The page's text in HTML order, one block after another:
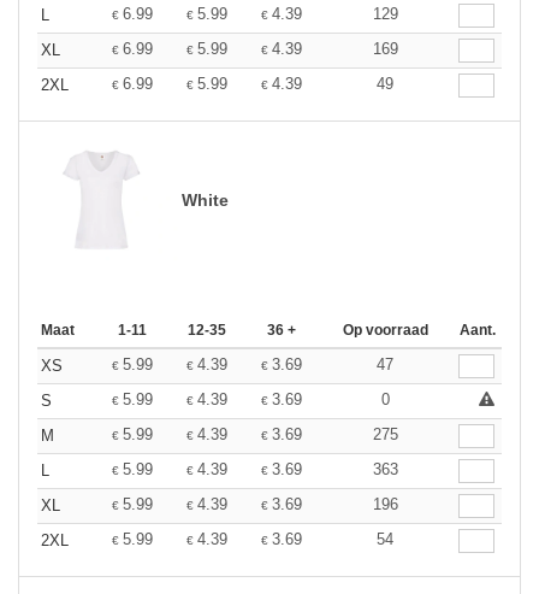
L
€ 6.99 € 5.99 € 4.39
129
XL
€ 6.99 € 5.99 € 4.39
169
2XL
€ 6.99 € 5.99 € 4.39 49
White
Maat 1-11 12-35 36 + Op voorraad Aant.
XS € 5.99 € 4.39 € 3.69
47
S
€ 5.99 € 4.39 € 3.69
0
M
€ 5.99 € 4.39 € 3.69
275
L
€ 5.99 € 4.39 € 3.69
363
XL
€ 5.99 € 4.39 € 3.69
196
2XL
€ 5.99 € 4.39 € 3.69 54